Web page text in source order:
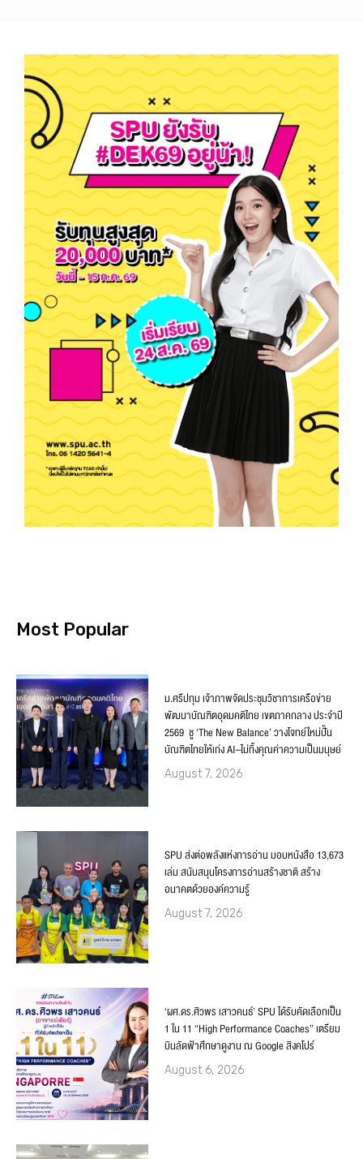
Most Popular
ม.ศรีปทุม เจ้าภาพจัดประชุมวิชาการเครือข่าย
พัฒนาบัณฑิตอุดมคติไทย เขตภาคกลาง ประจำปี
2569 ชู ‘The New Balance’ วางโจทย์ใหม่ปั้น
บัณฑิตไทยให้เก่ง AI–ไม่ทิ้งคุณค่าความเป็นมนุษย์
August 7, 2026
SPU ส่งต่อพลังแห่งการอ่าน มอบหนังสือ 13,673
เล่ม สนับสนุนโครงการอ่านสร้างชาติ สร้าง
อนาคตด้วยองค์ความรู้
August 7, 2026
‘ผศ.ดร.ศิวพร เสาวคนธ์’ SPU ได้รับคัดเลือกเป็น
1 ใน 11 “High Performance Coaches” เตรียม
บินลัดฟ้าศึกษาดูงาน ณ Google สิงคโปร์
August 6, 2026